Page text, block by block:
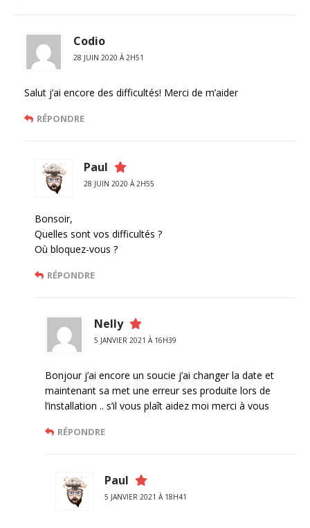
Codio
28 JUIN 2020 À 2H51
Salut j’ai encore des difficultés! Merci de m’aider
RÉPONDRE
Paul
28 JUIN 2020 À 2H55
Bonsoir,
Quelles sont vos difficultés ?
Où bloquez-vous ?
RÉPONDRE
Nelly
5 JANVIER 2021 À 16H39
Bonjour j’ai encore un soucie j’ai changer la date et
maintenant sa met une erreur ses produite lors de
l’installation .. s’il vous plaît aidez moi merci à vous
RÉPONDRE
Paul
5 JANVIER 2021 À 18H41